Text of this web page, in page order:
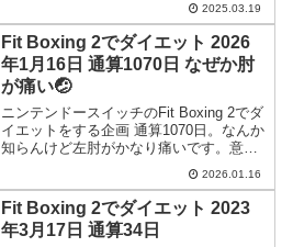
2025.03.19
Fit Boxing 2でダイエット 2026
年1月16日 通算1070日 なぜか肘
が痛い🤕
ニンテンドースイッチのFit Boxing 2でダ
イエットをする企画 通算1070日。なんか
知らんけど左肘がかなり痛いです。意味
が分かりません。老化でしょうか。困っ
2026.01.16
Fit Boxing 2でダイエット 2023
年3月17日 通算34日